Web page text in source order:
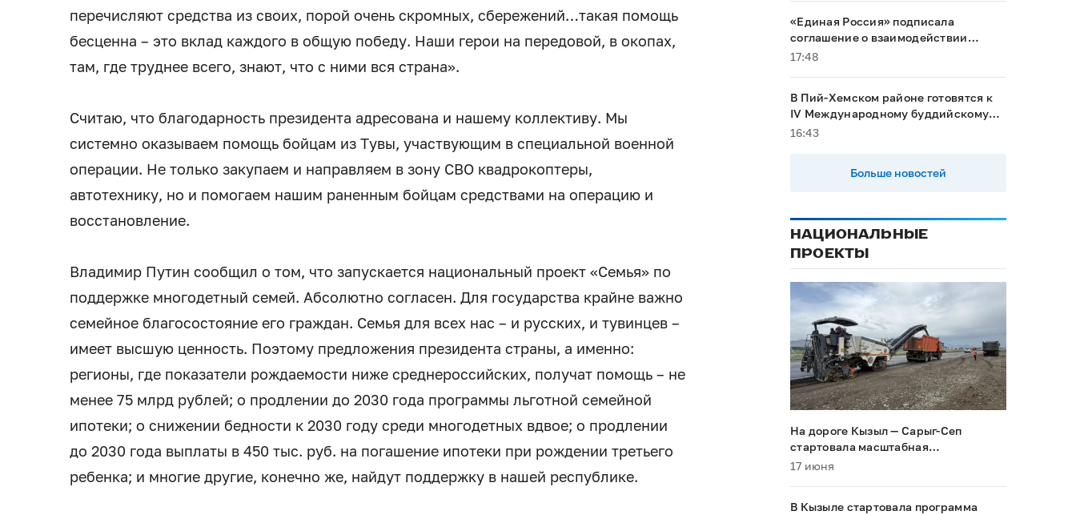
перечисляют средства из своих, порой очень скромных, сбережений…такая помощь
бесценна – это вклад каждого в общую победу. Наши герои на передовой, в окопах,
там, где труднее всего, знают, что с ними вся страна».
Считаю, что благодарность президента адресована и нашему коллективу. Мы
системно оказываем помощь бойцам из Тувы, участвующим в специальной военной
операции. Не только закупаем и направляем в зону СВО квадрокоптеры,
автотехнику, но и помогаем нашим раненным бойцам средствами на операцию и
восстановление.
Владимир Путин сообщил о том, что запускается национальный проект «Семья» по
поддержке многодетный семей. Абсолютно согласен. Для государства крайне важно
семейное благосостояние его граждан. Семья для всех нас – и русских, и тувинцев –
имеет высшую ценность. Поэтому предложения президента страны, а именно:
регионы, где показатели рождаемости ниже среднероссийских, получат помощь – не
менее 75 млрд рублей; о продлении до 2030 года программы льготной семейной
ипотеки; о снижении бедности к 2030 году среди многодетных вдвое; о продлении
до 2030 года выплаты в 450 тыс. руб. на погашение ипотеки при рождении третьего
ребенка; и многие другие, конечно же, найдут поддержку в нашей республике.
«Единая Россия» подписала
соглашение о взаимодействии
между Общественной палатой РФ и
17:48
В Пий-Хемском районе готовятся к
IV Международному буддийскому
форуму
16:43
Больше новостей
НАЦИОНАЛЬНЫЕ
ПРОЕКТЫ
На дороге Кызыл — Сарыг-Сеп
стартовала масштабная
реконструкция
17 июня
В Кызыле стартовала программа